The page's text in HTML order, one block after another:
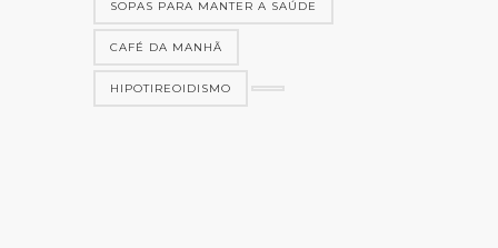
SOPAS PARA MANTER A SAÚDE
CAFÉ DA MANHÃ
HIPOTIREOIDISMO